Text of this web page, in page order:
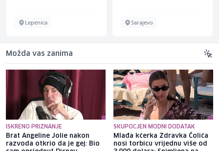
Lepenica Sarajevo
Možda vas zanima
ISKRENO PRIZNANJE
Brat Angeline Jolie nakon
razvoda otkrio da je gej: Bio
SKUPOCJEN MODNI DODATAK
Mlađa kćerka Zdravka Čolića
nosi torbicu vrijednu više od